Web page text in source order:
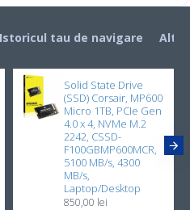
Istoricul tau de navigare Alti
Solid State Drive
(SSD) Corsair, MP600
Micro 1TB, PCIe Gen
4.0 x 4, NVMe M.2
2242, CSSD-
F100GBMP600MCR,
5100 MB/s, 4300
MB/s,
Laptop/Desktop
850,00 lei